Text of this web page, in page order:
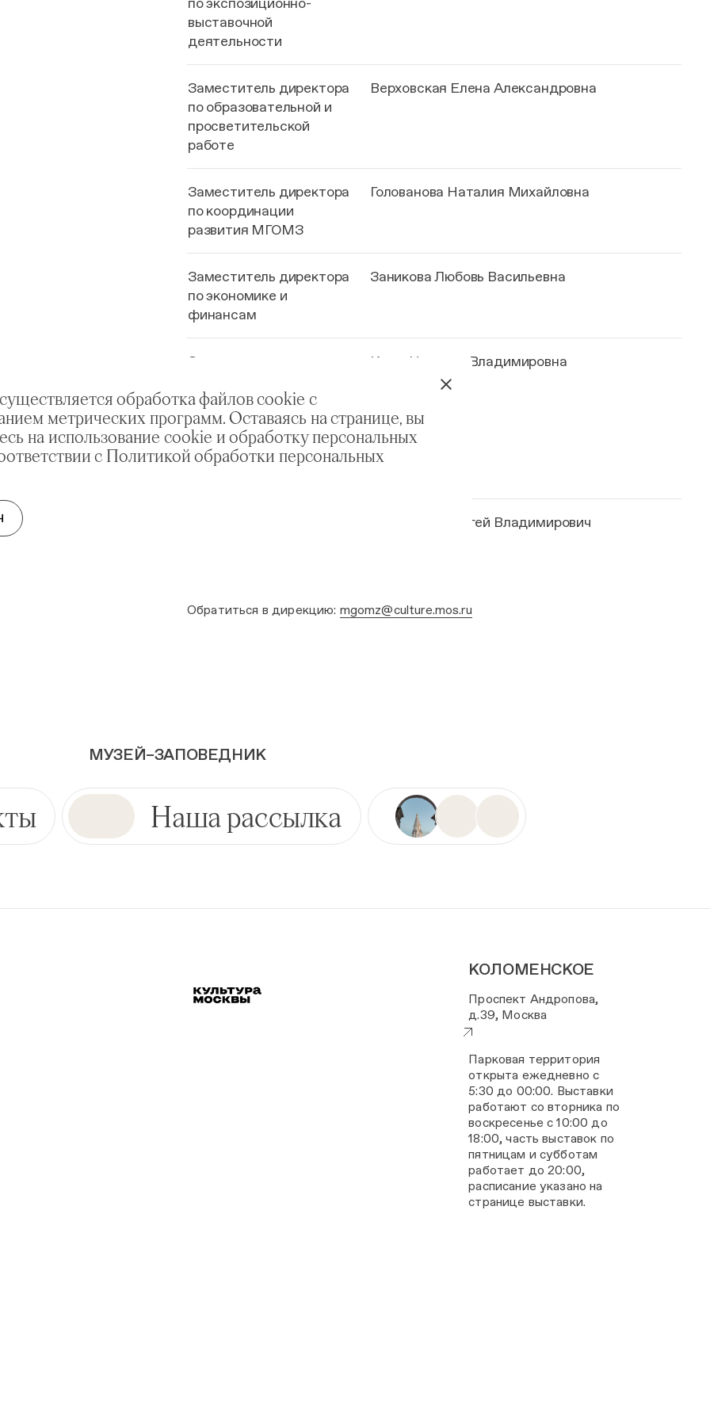
обработка файлов cookie с
метрических программ. Оставаясь на странице, вы
на использование cookie и обработку персональных
с Политикой обработки персональных
выставочной
деятельности
Заместитель директора
по образовательной и
просветительской
работе
Верховская Елена Александровна
Заместитель директора
по координации
развития МГОМЗ
Голованова Наталия Михайловна
Заместитель директора
по экономике и
финансам
Заникова Любовь Васильевна
Заместитель директора
исторического
ландшафта,
содержанию и
благоустройству
Корж Наталья Владимировна
Паротькин Сергей Владимирович
Обратиться в дирекцию: mgomz@culture.mos.ru
МУЗЕЙ–ЗАПОВЕДНИК
Наша рассылка
КОЛОМЕНСКОЕ
Проспект Андропова,
д.39, Москва
Парковая территория
открыта ежедневно с
5:30 до 00:00. Выставки
работают со вторника по
воскресенье с 10:00 до
18:00, часть выставок по
пятницам и субботам
работает до 20:00,
расписание указано на
странице выставки.